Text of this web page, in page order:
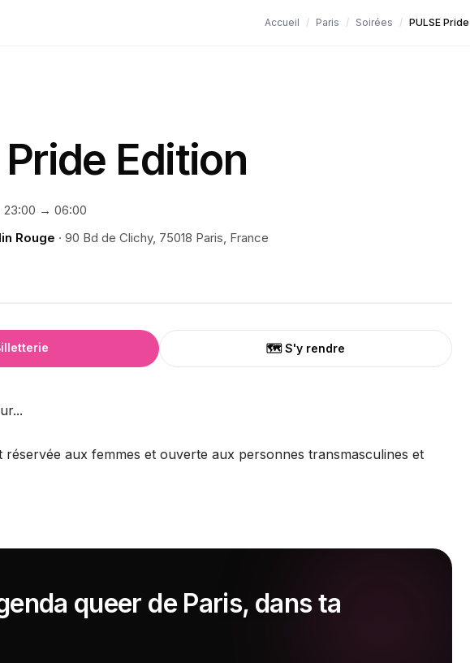
Accueil / Paris / Soirées / PULSE
Pride Edition
23:00 → 06:00
Rouge · 90 Bd de Clichy, 75018 Paris, France
🗺️ S'y rendre
réservée aux femmes et ouverte aux personnes transmasculines et
queer de Paris, dans ta